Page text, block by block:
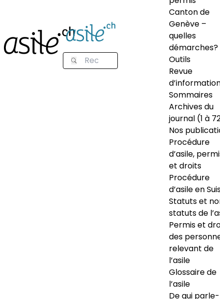
Canton de
Genève –
quelles
démarches?
Outils
Revue
Sommaires
Archives du
journal (1 à
Nos
Procédure
d’asile,
et droits
Procédure
d’asile en
Statuts et
statuts de
Permis et
des
relevant de
l’asile
Glossaire de
l’asile
De qui